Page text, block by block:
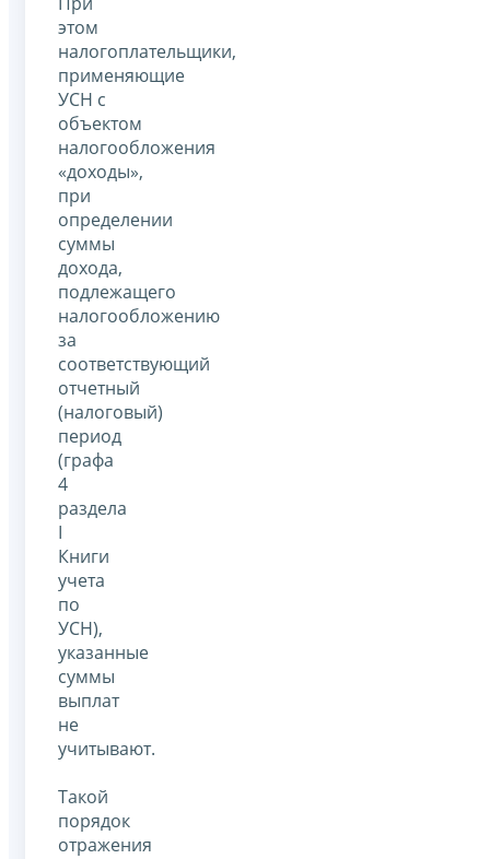
этом
налогоплательщики,
применяющие
УСН с
объектом
налогообложения
«доходы»,
при
определении
суммы
дохода,
подлежащего
налогообложению
за
соответствующий
отчетный
(налоговый)
период
(графа
4
раздела
I
Книги
учета
по
УСН),
указанные
суммы
выплат
не
учитывают.
Такой
порядок
отражения